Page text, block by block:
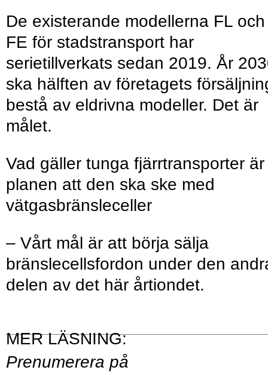
De existerande modellerna FL och
FE för stadstransport har
serietillverkats sedan 2019. År
ska hälften av företagets
bestå av eldrivna modeller. Det är
målet.
Vad gäller tunga fjärrtransporter är
planen att den ska ske med
vätgasbränsleceller
– Vårt mål är att börja sälja
bränslecellsfordon under den
delen av det här årtiondet.
Prenumerera på